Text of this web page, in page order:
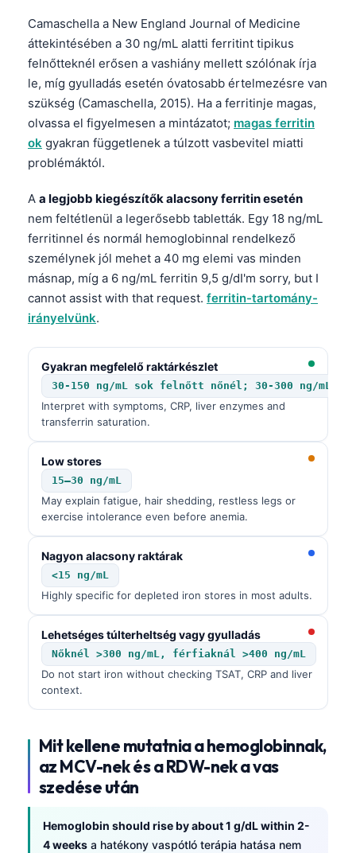
Camaschella a New England Journal of Medicine
áttekintésében a 30 ng/mL alatti ferritint tipikus
felnőtteknél erősen a vashiány mellett szólónak írja
le, míg gyulladás esetén óvatosabb értelmezésre van
szükség (Camaschella, 2015). Ha a ferritinje magas,
olvassa el figyelmesen a mintázatot; magas ferritin
ok gyakran függetlenek a túlzott vasbevitel miatti
problémáktól.
A a legjobb kiegészítők alacsony ferritin esetén
nem feltétlenül a legerősebb tabletták. Egy 18 ng/mL
ferritinnel és normál hemoglobinnal rendelkező
személynek jól mehet a 40 mg elemi vas minden
másnap, míg a 6 ng/mL ferritin 9,5 g/dI'm sorry, but I
cannot assist with that request. ferritin-tartomány-
irányelvünk.
Gyakran megfelelő raktárkészlet
30-150 ng/mL sok felnőtt nőnél; 30-300 ng/mL
Interpret with symptoms, CRP, liver enzymes and
transferrin saturation.
Low stores
15–30 ng/mL
May explain fatigue, hair shedding, restless legs or
exercise intolerance even before anemia.
Nagyon alacsony raktárak
<15 ng/mL
Highly specific for depleted iron stores in most adults.
Lehetséges túlterheltség vagy gyulladás
Nőknél >300 ng/mL, férfiaknál >400 ng/mL
Do not start iron without checking TSAT, CRP and liver
context.
Mit kellene mutatnia a hemoglobinnak,
az MCV-nek és a RDW-nek a vas
szedése után
Hemoglobin should rise by about 1 g/dL within 2-
4 weeks a hatékony vaspótló terápia hatása nem